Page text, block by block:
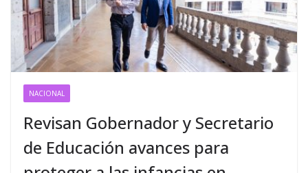
NACIONAL
Revisan Gobernador y Secretario
de Educación avances para